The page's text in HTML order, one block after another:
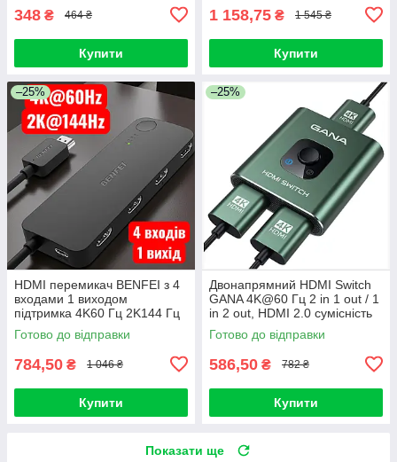
348 ₴ 464 ₴
Купити
1 158,75 ₴ 1 545 ₴
Купити
–25%
HDMI перемикач BENFEI з 4
входами 1 виходом
підтримка 4K60 Гц 2K144 Гц
HDCP 2.3 адаптивний
еквалайзер
Готово до відправки
784,50 ₴ 1 046 ₴
Купити
–25%
Двонапрямний HDMI Switch
GANA 4K@60 Гц 2 in 1 out / 1
in 2 out, HDMI 2.0 сумісність
xbox ps5 ps4 зелений
Готово до відправки
586,50 ₴ 782 ₴
Купити
Показати ще